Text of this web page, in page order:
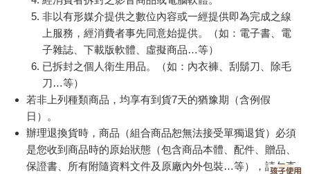
乳白色紙張，若是用原子筆在上面亂畫一氣是暴殄天物。事實
上，他並不習慣用手寫字。除了寫一些簡短的便條外，他都是用
「講寫器」口授要寫的東西。但他現在要做的事當然不能用「講
寫器」。他用筆尖蘸了蘸墨水，然後躊躇了一下。他的肚腹感到
一陣顫抖。在紙上留下字跡將會是決定性的行動。他以蹩腳的小
字母寫下幾個字：
一九八四年四月四日
他往後靠在椅背上，被一種徹底的無助感籠罩。首先，他並不能
確定現在是一九八四年。大約是這個年份則是一定不會錯，因為
百樂果汁筆0.5 PURE
聯名 葡萄(限量)
折 特價 38 元
加入購物車
INTOPIC 廣鼎 2.4GHz
(KBW-N107)
569 特價 369 元
加入購物車
【